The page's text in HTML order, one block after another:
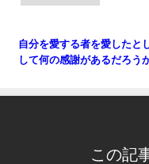
自分を愛する者を愛したと
して何の感謝があるだろう
この記